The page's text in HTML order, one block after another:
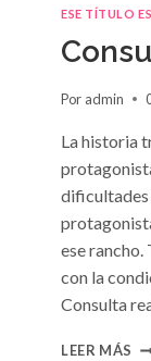
ESE TÍTULO
Por admin
La historia
dificultades
ese rancho.
con la
Consulta
LEER MÁS